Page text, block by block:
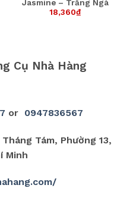
Jasmine – Trắng Ngà
18,360₫
Cụ Nhà Hàng
or 0947836567
Tám, Phường 13,
Minh